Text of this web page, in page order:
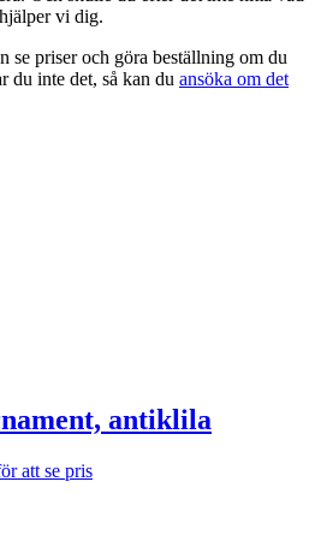
vi dig.
se priser och göra beställning om du
du inte det, så kan du ansöka om det
antiklila
att se pris